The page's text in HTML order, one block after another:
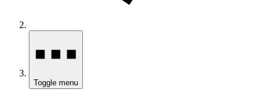
Toggle menu